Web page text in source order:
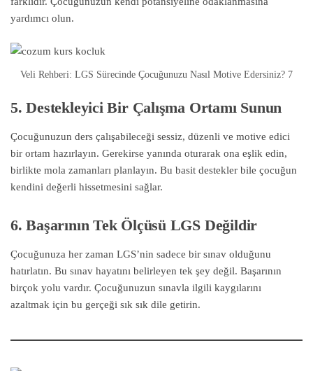
yardımcı olun.
Veli Rehberi: LGS Sürecinde Çocuğunuzu Nasıl Motive Edersiniz? 7
5. Destekleyici Bir Çalışma Ortamı Sunun
Çocuğunuzun ders çalışabileceği sessiz, düzenli ve motive edici
bir ortam hazırlayın. Gerekirse yanında oturarak ona eşlik edin,
birlikte mola zamanları planlayın. Bu basit destekler bile çocuğun
kendini değerli hissetmesini sağlar.
6. Başarının Tek Ölçüsü LGS Değildir
Çocuğunuza her zaman LGS’nin sadece bir sınav olduğunu
hatırlatın. Bu sınav hayatını belirleyen tek şey değil. Başarının
birçok yolu vardır. Çocuğunuzun sınavla ilgili kaygılarını
azaltmak için bu gerçeği sık sık dile getirin.